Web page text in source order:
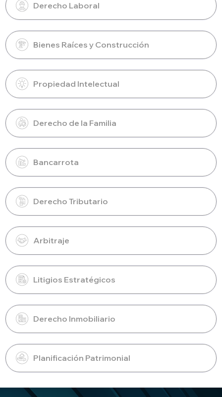
Derecho Laboral
Bienes Raíces y Construcción
Propiedad Intelectual
Derecho de la Familia
Bancarrota
Derecho Tributario
Arbitraje
Litigios Estratégicos
Derecho Inmobiliario
Planificación Patrimonial